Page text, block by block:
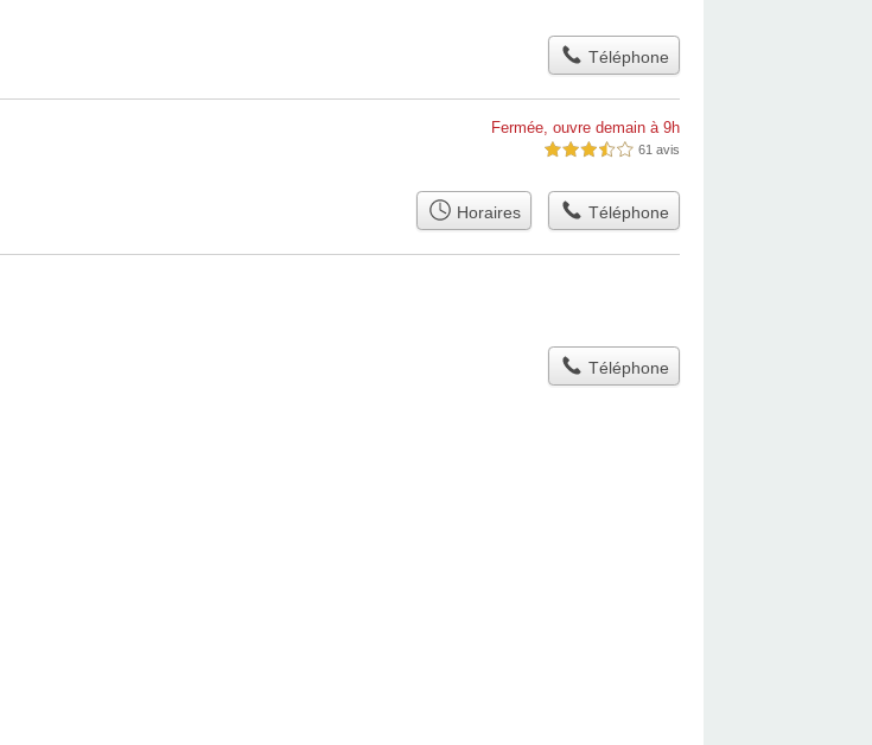
Téléphone
Fermée, ouvre demain à 9h
3,5 étoiles sur 5 61 avis
Horaires Téléphone
Téléphone